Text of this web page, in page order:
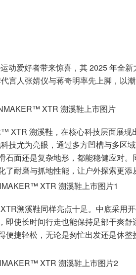
动爱好者带来惊喜，其 2025 年全新
言人张婧仪与蒋奇明率先上脚，以
XTR 溯溪鞋，在核心科技层面展现
技尤为亮眼，通过多方凹槽与多区
面还是复杂地形，都能稳健应对。
耐磨与抓地性能，让户外探索更添
溯溪鞋同样亮点十足。中底采用
使长时间行走也能保持足部干爽舒
捷轻松，无论是匆忙出发还是休整